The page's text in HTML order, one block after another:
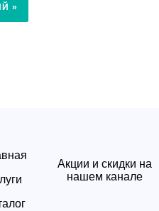
Акции и скидки на
нашем канале